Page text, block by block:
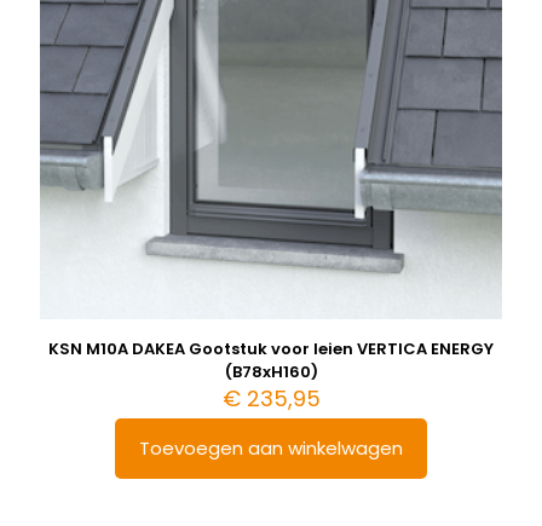
KSN M10A DAKEA Gootstuk voor leien VERTICA ENERGY
(B78xH160)
€235,95
Toevoegen aan winkelwagen